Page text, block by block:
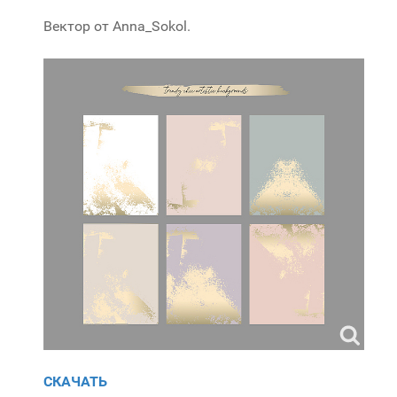
Вектор от Anna_Sokol.
СКАЧАТЬ